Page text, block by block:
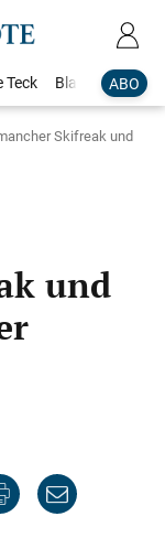
ABO
Teck Blaulicht
Skifreak und
und